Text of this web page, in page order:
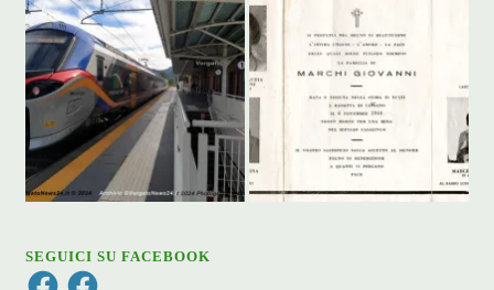
SEGUICI SU FACEBOOK
FacebookFacebook